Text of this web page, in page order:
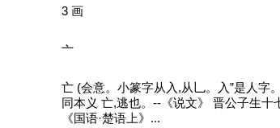
3画
亠
亡 (会意。小篆字从入,从乚。入”是人
同本义 亡,逃也。--《说文》 晋公子生
《国语·楚语上》...